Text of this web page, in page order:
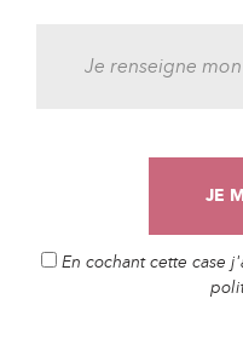
En cochant cette case